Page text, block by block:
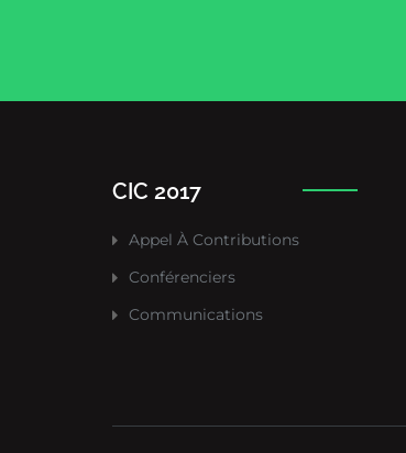
CIC 2017
Appel À Contributions
Conférenciers
Communications